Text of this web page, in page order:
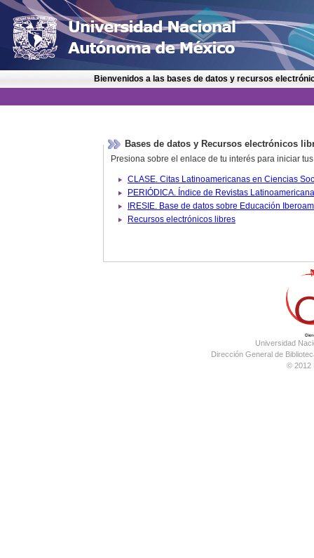
Bienvenidos a las bases de datos y recursos
Bases de datos y Recursos electrónicos
Presiona sobre el enlace de tu interés para iniciar
IRESIE. Base de datos
Recursos electrónicos libres
Universidad
Dirección General de
© 2012